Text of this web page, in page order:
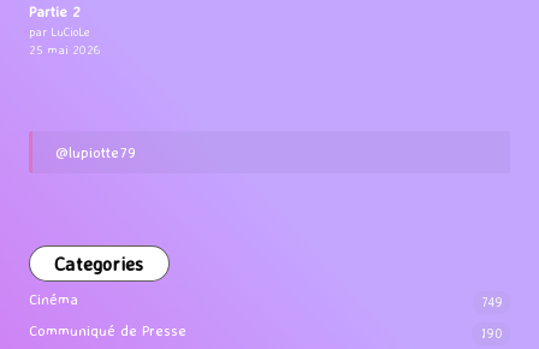
Partie 2
par LuCioLe
25 mai 2026
@lupiotte79
Categories
Cinéma 749
Communiqué de Presse 190